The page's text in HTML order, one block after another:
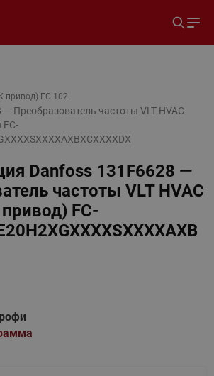
привод) FC 102
Преобразователь частоты VLT HVAC
Danfoss 131F6628 —
частоты VLT HVAC
FC-